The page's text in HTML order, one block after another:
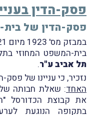
פסק-הדין
פסק-הדין של
בית-המשפט המחוזי
תל אביב ע"ר.
נזכיר, כי עניינו של
האחד: שאלת חבותה
את קבוצת הכדורסל